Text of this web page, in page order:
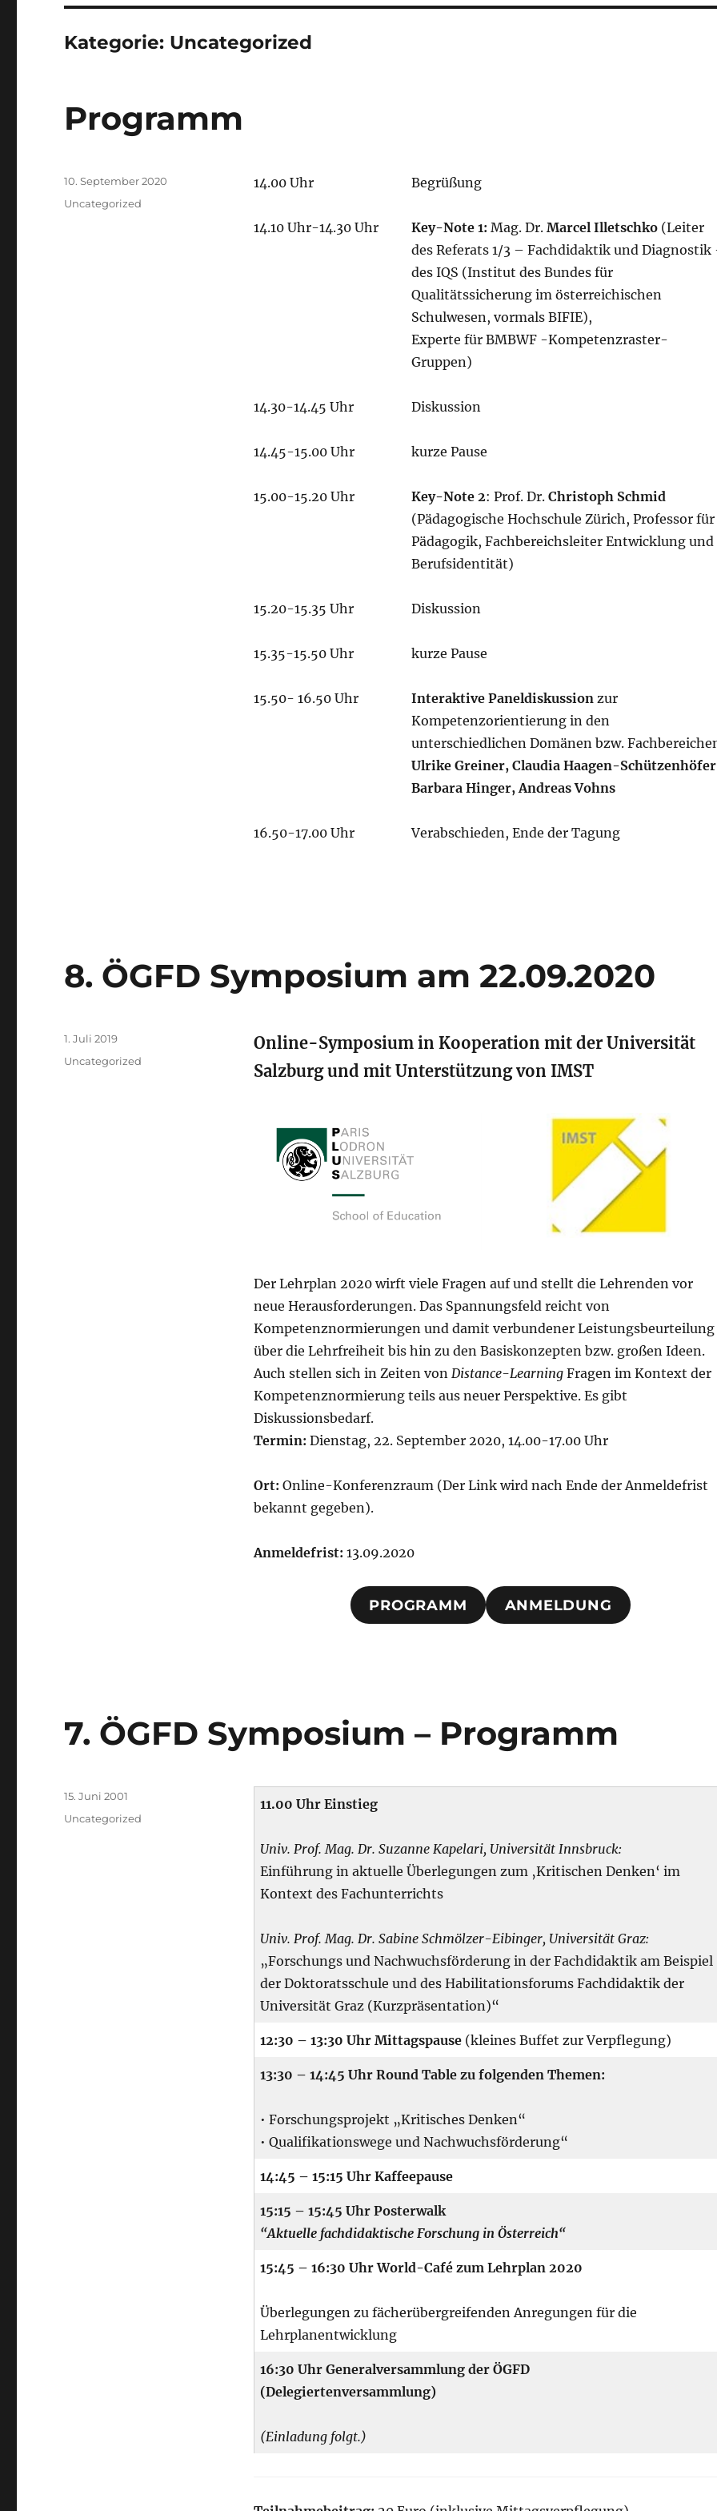
Kategorie: Uncategorized
Programm
14.00 Uhr Begrüßung
14.10 Uhr-14.30 Uhr Key-Note 1: Mag. Dr.Marcel Illetschko (Leiter
des Referats 1/3 – Fachdidaktik und Diagnostik
des IQS (Institut des Bundes für
Qualitätssicherung im österreichischen
Schulwesen, vormals BIFIE),
Experte für BMBWF -Kompetenzraster-
Gruppen)
14.30-14.45 Uhr Diskussion
14.45-15.00 Uhr kurze Pause
15.00-15.20 Uhr Key-Note 2: Prof. Dr.Christoph Schmid
(Pädagogische Hochschule Zürich, Professor für
Pädagogik, Fachbereichsleiter Entwicklung und
Berufsidentität)
15.20-15.35 Uhr Diskussion
15.35-15.50 Uhr kurze Pause
15.50- 16.50 Uhr Interaktive Paneldiskussion zur
Kompetenzorientierung in den
unterschiedlichen Domänen bzw.
Ulrike Greiner, Claudia Haagen-
Barbara Hinger, Andreas Vohns
16.50-17.00 Uhr Verabschieden, Ende der Tagung
Veröffentlicht
10. September 2020
Kategorien
Uncategorized
8. ÖGFD Symposium am 22.09.2020
Online-Symposium in Kooperation mit der Universität
Salzburg und mit Unterstützung von IMST
Der Lehrplan 2020 wirft viele Fragen auf und stellt die Lehrenden vor
neue Herausforderungen. Das Spannungsfeld reicht von
Kompetenznormierungen und damit verbundener Leistungsbeurteilung
über die Lehrfreiheit bis hin zu den Basiskonzepten bzw. großen Ideen.
Auch stellen sich in Zeiten von Distance-Learning Fragen im Kontext der
Kompetenznormierung teils aus neuer Perspektive. Es gibt
Diskussionsbedarf.
Termin: Dienstag, 22. September 2020, 14.00-17.00 Uhr
Ort: Online-Konferenzraum (Der Link wird nach Ende der Anmeldefrist
bekannt gegeben).
Anmeldefrist: 13.09.2020
PROGRAMM ANMELDUNG
Veröffentlicht
1. Juli 2019
Kategorien
Uncategorized
7. ÖGFD Symposium – Programm
11.00 Uhr Einstieg
Univ. Prof. Mag. Dr. Suzanne Kapelari, Universität Innsbruck:
Einführung in aktuelle Überlegungen zum ‚Kritischen Denken‘ im
Kontext des Fachunterrichts
Univ. Prof. Mag. Dr. Sabine Schmölzer-Eibinger, Universität Graz:
„Forschungs und Nachwuchsförderung in der Fachdidaktik am Beispiel
der Doktoratsschule und des Habilitationsforums Fachdidaktik der
Universität Graz (Kurzpräsentation)“
12:30 – 13:30 Uhr Mittagspause(kleines Buffet zur Verpflegung)
13:30 – 14:45 Uhr Round Table zu folgenden Themen:
• Forschungsprojekt „Kritisches Denken“
• Qualifikationswege und Nachwuchsförderung“
14:45 – 15:15 Uhr Kaffeepause
15:15 – 15:45 Uhr Posterwalk
“Aktuelle fachdidaktische Forschung in Österreich“
15:45 – 16:30 Uhr World-Café zum Lehrplan 2020
Überlegungen zu fächerübergreifenden Anregungen für die
Lehrplanentwicklung
16:30 Uhr Generalversammlung der ÖGFD
(Delegiertenversammlung)
(Einladung folgt.)
Veröffentlicht
am
15. Juni 2001
Kategorien
Uncategorized